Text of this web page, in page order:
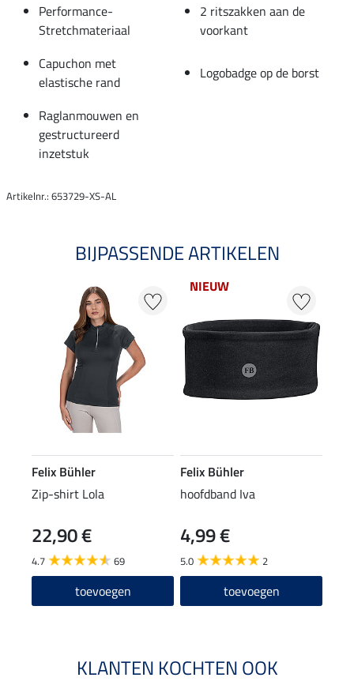
Performance-
Stretchmateriaal
2 ritszakken aan de
voorkant
Capuchon met
elastische rand
Logobadge op de borst
Raglanmouwen en
gestructureerd
inzetstuk
Artikelnr.: 653729-XS-AL
BIJPASSENDE ARTIKELEN
Felix Bühler
Zip-shirt Lola
22,90 €
4.7 69
toevoegen
NIEUW
Felix Bühler
hoofdband Iva
4,99 €
5.0 2
toevoegen
KLANTEN KOCHTEN OOK